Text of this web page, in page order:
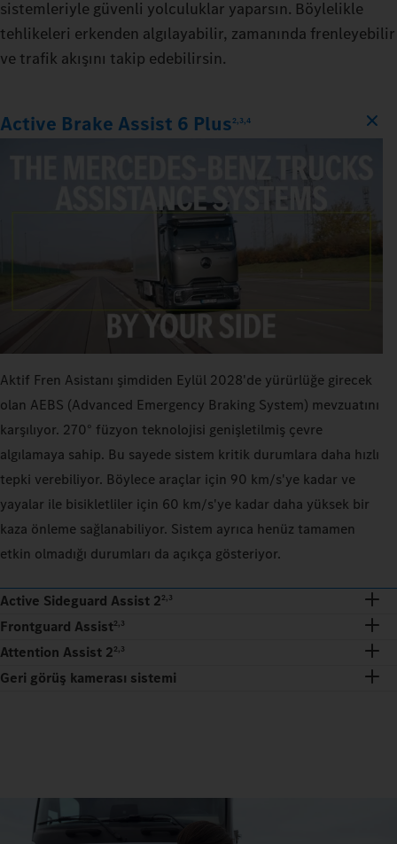
sistemleriyle güvenli yolculuklar yaparsın. Böylelikle
tehlikeleri erkenden algılayabilir, zamanında frenleyebilir
ve trafik akışını takip edebilirsin.
Active Brake Assist 6 Plus2,3,4
Aktif Fren Asistanı şimdiden Eylül 2028'de yürürlüğe girecek
olan AEBS (Advanced Emergency Braking System) mevzuatını
karşılıyor. 270° füzyon teknolojisi genişletilmiş çevre
algılamaya sahip. Bu sayede sistem kritik durumlara daha hızlı
tepki verebiliyor. Böylece araçlar için 90 km/s'ye kadar ve
yayalar ile bisikletliler için 60 km/s'ye kadar daha yüksek bir
kaza önleme sağlanabiliyor. Sistem ayrıca henüz tamamen
etkin olmadığı durumları da açıkça gösteriyor.
Active Sideguard Assist 22,3
Frontguard Assist2,3
Attention Assist 22,3
Geri görüş kamerası sistemi